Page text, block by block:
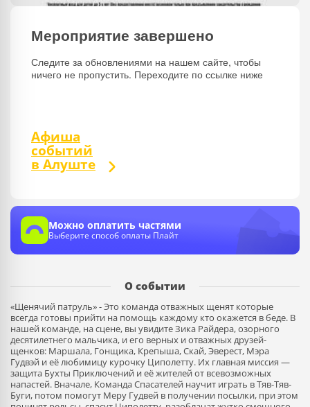
Мероприятие завершено
Следите за обновлениями на нашем сайте, чтобы
ничего не пропустить. Переходите по ссылке ниже
Афиша
событий
в Алуште
Можно оплатить частями
Выберите способ оплаты Плайт
О событии
«Щенячий патруль» - Это команда отважных щенят которые
всегда готовы прийти на помощь каждому кто окажется в беде. В
нашей команде, на сцене, вы увидите Зика Райдера, озорного
десятилетнего мальчика, и его верных и отважных друзей-
щенков: Маршала, Гонщика, Крепыша, Скай, Эверест, Мэра
Гудвэй и её любимицу курочку Циполетту. Их главная миссия —
защита Бухты Приключений и её жителей от всевозможных
напастей. Вначале, Команда Спасателей научит играть в Тяв-Тяв-
Буги, потом помогут Меру Гудвей в получении посылки, при этом